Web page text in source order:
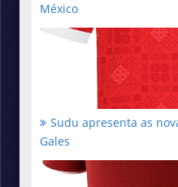
México
Sudu apresenta as
Gales